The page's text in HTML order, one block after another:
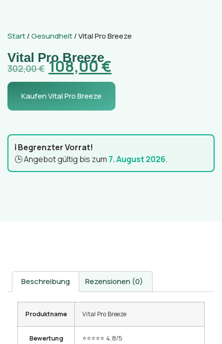
Start/Gesundheit/ Vital Pro Breeze
Vital Pro Breeze
302,00€ 108,00€
Kaufen Vital Pro Breeze
ℹ️ Begrenzter Vorrat!
🕒 Angebot gültig bis zum 7. August 2026.
Beschreibung Rezensionen (0)
Produktname Vital Pro Breeze
Bewertung ⭐⭐⭐⭐⭐ 4,8/5